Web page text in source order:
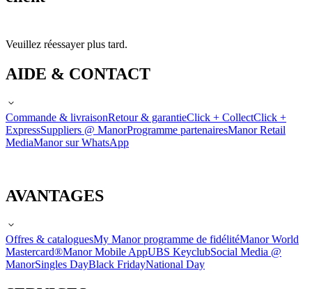
Veuillez réessayer plus tard.
AIDE & CONTACT
Commande & livraisonRetour & garantieClick + CollectClick +
ExpressSuppliers @ ManorProgramme partenairesManor Retail
MediaManor sur WhatsApp
AVANTAGES
Offres & cataloguesMy Manor programme de fidélitéManor World
Mastercard®Manor Mobile AppUBS KeyclubSocial Media @
ManorSingles DayBlack FridayNational Day